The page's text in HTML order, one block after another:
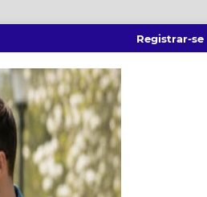
Registrar-se